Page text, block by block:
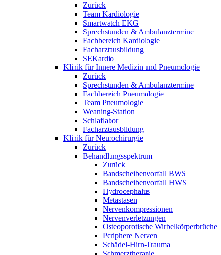
Zurück
Team Kardiologie
Smartwatch EKG
Sprechstunden & Ambulanztermine
Fachbereich Kardiologie
Facharztausbildung
SEKardio
Klinik für Innere Medizin und Pneumologie
Zurück
Sprechstunden & Ambulanztermine
Fachbereich Pneumologie
Team Pneumologie
Weaning-Station
Schlaflabor
Facharztausbildung
Klinik für Neurochirurgie
Zurück
Behandlungsspektrum
Zurück
Bandscheibenvorfall BWS
Bandscheibenvorfall HWS
Hydrocephalus
Metastasen
Nervenkompressionen
Nervenverletzungen
Osteoporotische Wirbelkörperbrüche
Periphere Nerven
Schädel-Hirn-Trauma
Schmerztherapie